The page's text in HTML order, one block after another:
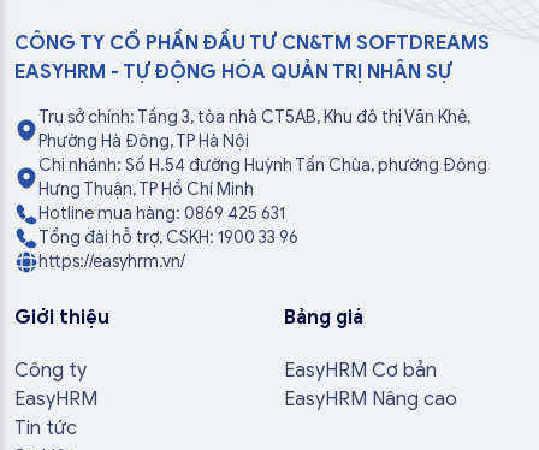
CÔNG TY CỔ PHẦN ĐẦU TƯ CN&TM SOFTDREAMS
EASYHRM - TỰ ĐỘNG HÓA QUẢN TRỊ NHÂN SỰ
Trụ sở chính: Tầng 3, tòa nhà CT5AB, Khu đô thị Văn Khê,
Phường Hà Đông, TP Hà Nội
Chi nhánh: Số H.54 đường Huỳnh Tấn Chùa, phường Đông
Hưng Thuận, TP Hồ Chí Minh
Hotline mua hàng: 0869 425 631
Tổng đài hỗ trợ, CSKH: 1900 33 96
https://easyhrm.vn/
Giới thiệu
Công ty
EasyHRM
Tin tức
Bảng giá
EasyHRM Cơ bản
EasyHRM Nâng cao